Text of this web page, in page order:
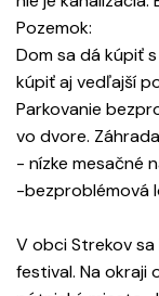
Pozemok:
Dom sa dá kúpiť
kúpiť aj vedľajší
Parkovanie
vo dvore.
- nízke mesačné
-bezproblémová
V obci Strekov
festival. Na okraji